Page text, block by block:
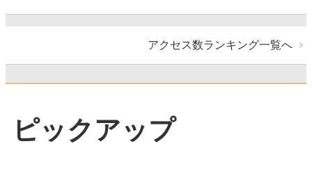
アクセス数ランキング一覧へ
ピックアップ